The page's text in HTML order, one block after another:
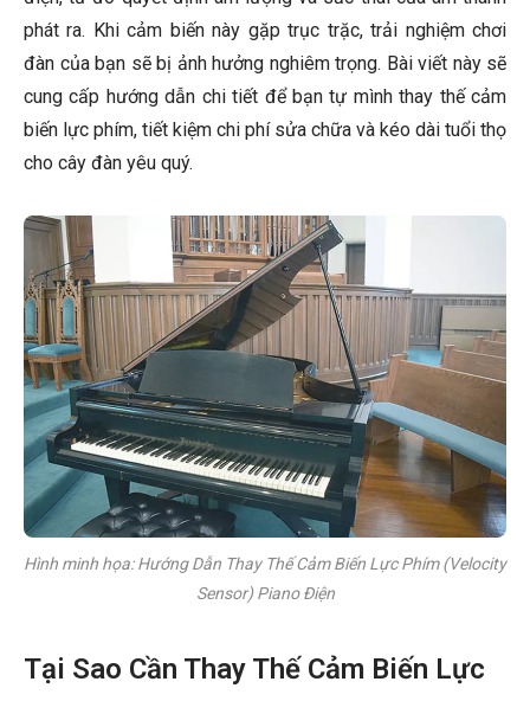
Tôi có thể tự thay thế cảm biến lực phím nếu không có kinh
Làm thế nào để biết cảm biến lực phím nào cần thay thế?
Cần bao nhiêu chi phí để thay thế cảm biến lực phím?
Kết Luận
phát ra. Khi cảm biến này gặp trục trặc, trải nghiệm chơi
đàn của bạn sẽ bị ảnh hưởng nghiêm trọng. Bài viết này sẽ
cung cấp hướng dẫn chi tiết để bạn tự mình thay thế cảm
biến lực phím, tiết kiệm chi phí sửa chữa và kéo dài tuổi thọ
cho cây đàn yêu quý.
Hình minh họa: Hướng Dẫn Thay Thế Cảm Biến Lực Phím (Velocity
Sensor) Piano Điện
Tại Sao Cần Thay Thế Cảm Biến Lực